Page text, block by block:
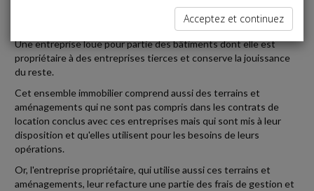
CONTRIBUTION FONCIÈRE DES ENTREPRISES
Une entreprise loue pour partie des bâtiments dont elle est
propriétaire à des entreprises tierces et conserve la jouissance
du reste.
Cet ensemble immobilier comprend aussi des terrains et
aménagements qui ne sont pas compris dans les contrats de
location conclus avec ces entreprises mais qui sont mis à leur
disposition et qu'elles utilisent pour les besoins de leurs
opérations.
Or, l'entreprise propriétaire, qui utilise aussi ces terrains et
aménagements, leur refacture une partie des frais de gestion et
Acceptez et continuez